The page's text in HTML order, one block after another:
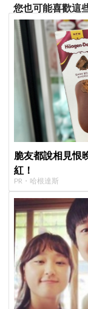
您也可能喜歡這
脆友都說相見恨
紅！
PR・哈根達斯